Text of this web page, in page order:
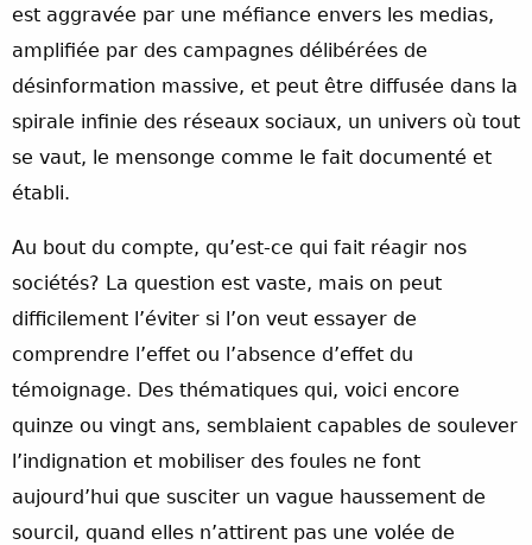
est aggravée par une méfiance envers les medias,
amplifiée par des campagnes délibérées de
désinformation massive, et peut être diffusée dans la
spirale infinie des réseaux sociaux, un univers où tout
se vaut, le mensonge comme le fait documenté et
établi.
Au bout du compte, qu’est-ce qui fait réagir nos
sociétés? La question est vaste, mais on peut
difficilement l’éviter si l’on veut essayer de
comprendre l’effet ou l’absence d’effet du
témoignage. Des thématiques qui, voici encore
quinze ou vingt ans, semblaient capables de soulever
l’indignation et mobiliser des foules ne font
aujourd’hui que susciter un vague haussement de
sourcil, quand elles n’attirent pas une volée de